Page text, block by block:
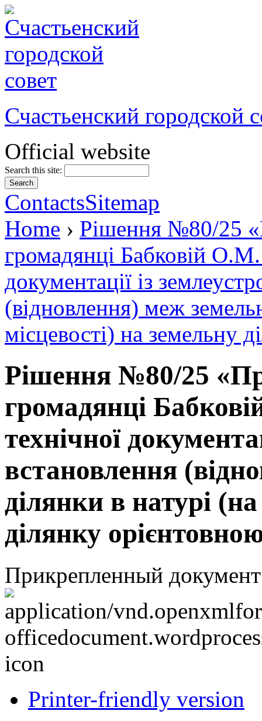
Счастьенский городской
Official website
Search this site:
ContactsSitemap
Home › Рішення №80/25
громадянці Бабковій О.М.
документації із
(відновлення) меж
місцевості) на земельну
Рішення №80/25
громадянці
технічної
встановлення
ділянки в натурі
ділянку
Прикрепленный
Printer-friendly version